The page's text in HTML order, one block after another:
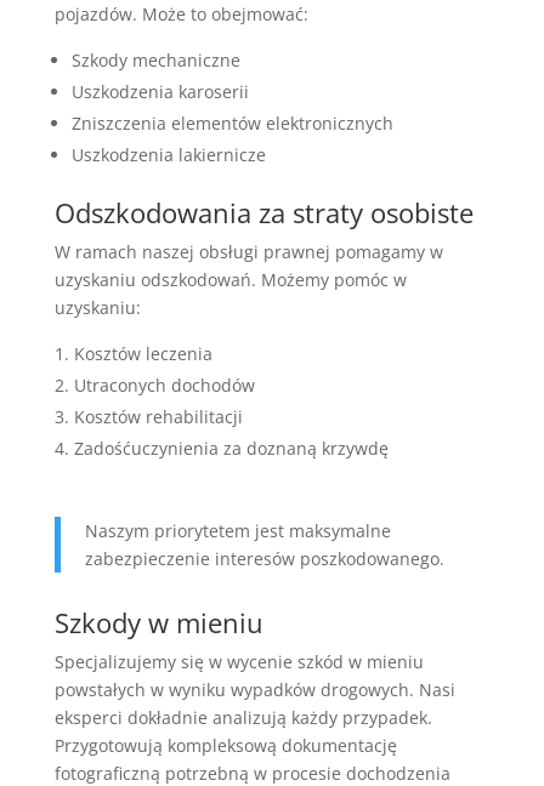
pojazdów. Może to obejmować:
Szkody mechaniczne
Uszkodzenia karoserii
Zniszczenia elementów elektronicznych
Uszkodzenia lakiernicze
Odszkodowania za straty osobiste
W ramach naszej obsługi prawnej pomagamy w
uzyskaniu odszkodowań. Możemy pomóc w
uzyskaniu:
Kosztów leczenia
Utraconych dochodów
Kosztów rehabilitacji
Zadośćuczynienia za doznaną krzywdę
Naszym priorytetem jest maksymalne
zabezpieczenie interesów poszkodowanego.
Szkody w mieniu
Specjalizujemy się w wycenie szkód w mieniu
powstałych w wyniku wypadków drogowych. Nasi
eksperci dokładnie analizują każdy przypadek.
Przygotowują kompleksową dokumentację
fotograficzną potrzebną w procesie dochodzenia